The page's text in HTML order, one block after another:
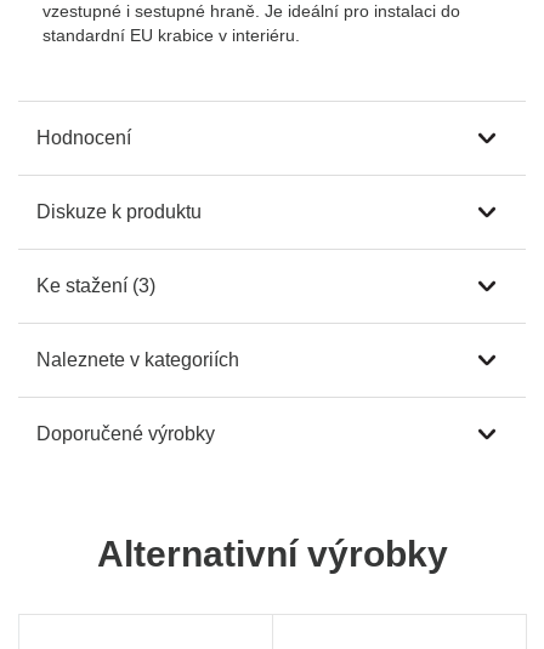
vzestupné i sestupné hraně. Je ideální pro instalaci do
standardní EU krabice v interiéru.
Hodnocení
Diskuze k produktu
Ke stažení (3)
Naleznete v kategoriích
Doporučené výrobky
Alternativní výrobky